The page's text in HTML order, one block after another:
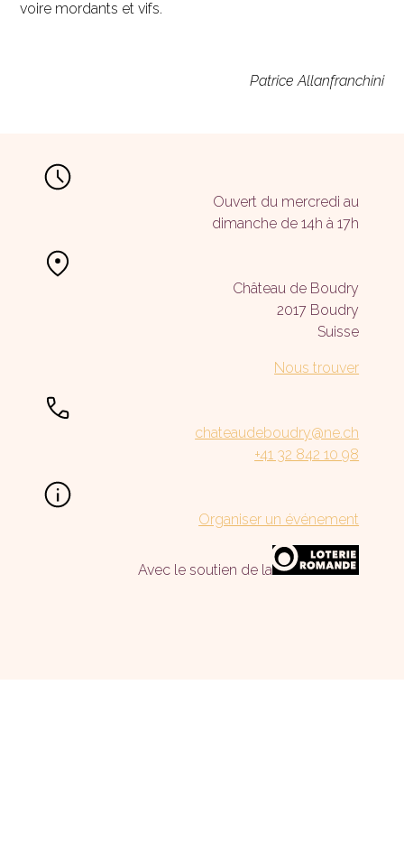
voire mordants et vifs.
Patrice Allanfranchini
Ouvert du mercredi au
dimanche de 14h à 17h
Château de Boudry
2017 Boudry
Suisse
Nous trouver
chateaudeboudry@ne.ch
+41 32 842 10 98
Organiser un événement
Avec le soutien de la